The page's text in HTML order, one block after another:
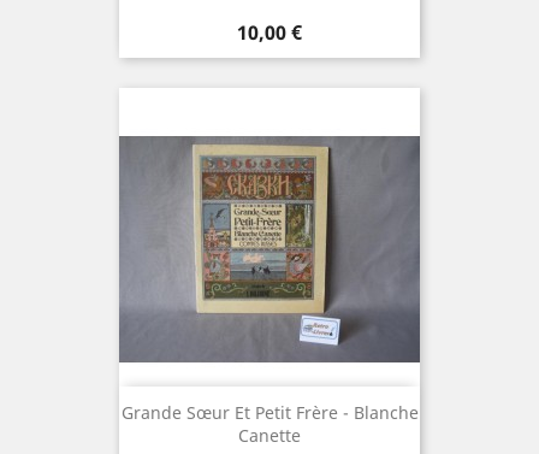
Prix
10,00 €
Grande Sœur Et Petit Frère - Blanche
Canette